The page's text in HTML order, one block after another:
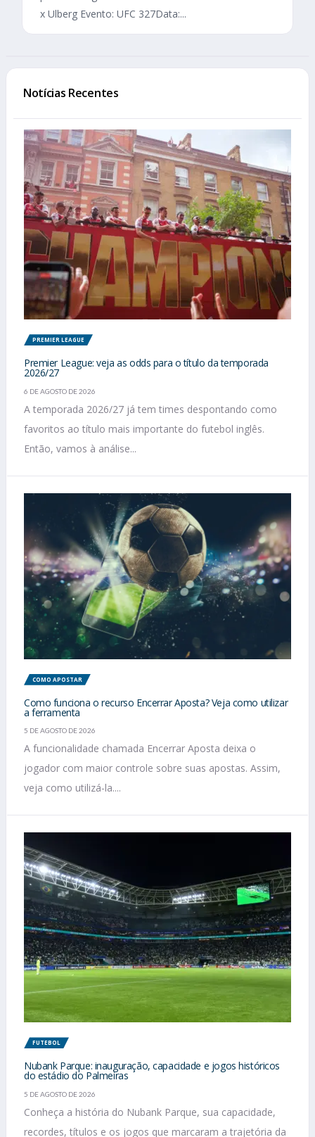
x Ulberg Evento: UFC 327Data:...
Notícias Recentes
PREMIER LEAGUE
Premier League: veja as odds para o título da temporada
2026/27
6 DE AGOSTO DE 2026
A temporada 2026/27 já tem times despontando como
favoritos ao título mais importante do futebol inglês.
Então, vamos à análise...
COMO APOSTAR
Como funciona o recurso Encerrar Aposta? Veja como utilizar
a ferramenta
5 DE AGOSTO DE 2026
A funcionalidade chamada Encerrar Aposta deixa o
jogador com maior controle sobre suas apostas. Assim,
veja como utilizá-la....
FUTEBOL
Nubank Parque: inauguração, capacidade e jogos históricos
do estádio do Palmeiras
5 DE AGOSTO DE 2026
Conheça a história do Nubank Parque, sua capacidade,
recordes, títulos e os jogos que marcaram a trajetória da